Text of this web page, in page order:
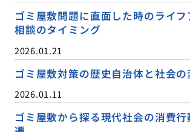
ゴミ屋敷問題に直面した時のライ
相談のタイミング
2026.01.21
ゴミ屋敷対策の歴史自治体と社会の
2026.01.11
ゴミ屋敷から探る現代社会の消費